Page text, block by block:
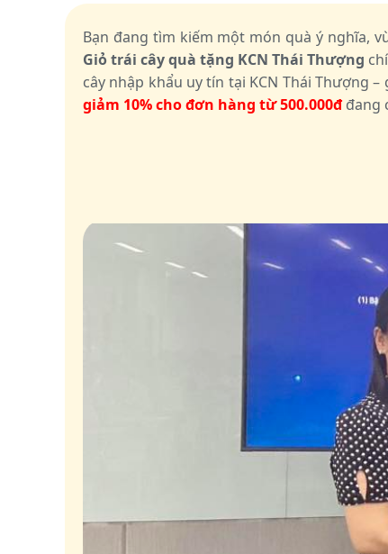
Bạn đang tìm kiếm một món quà ý nghĩa,
Giỏ trái cây quà tặng KCN Thái Thượng
cây nhập khẩu uy tín tại KCN Thái Thượng
giảm 10% cho đơn hàng từ 500.000đđang